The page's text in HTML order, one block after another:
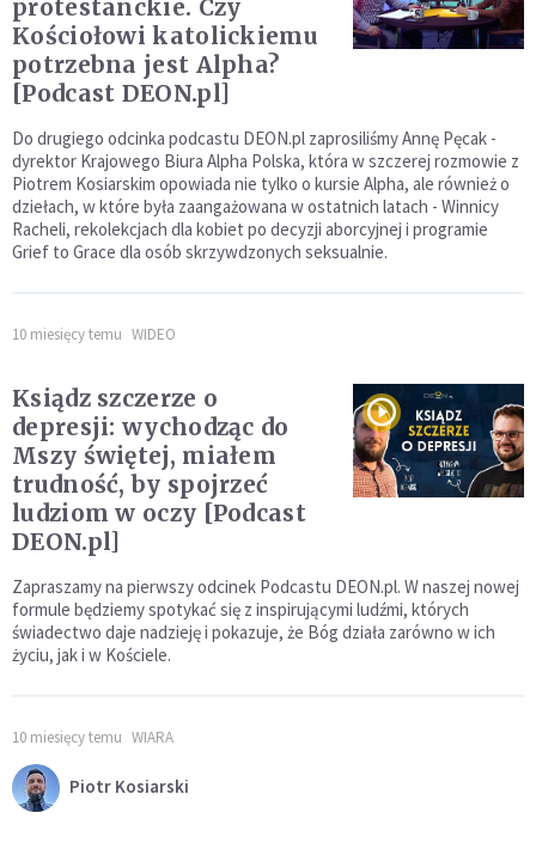
protestanckie. Czy
Kościołowi katolickiemu
potrzebna jest Alpha?
[Podcast DEON.pl]
Do drugiego odcinka podcastu DEON.pl zaprosiliśmy Annę Pęcak -
dyrektor Krajowego Biura Alpha Polska, która w szczerej rozmowie z
Piotrem Kosiarskim opowiada nie tylko o kursie Alpha, ale również o
dziełach, w które była zaangażowana w ostatnich latach - Winnicy
Racheli, rekolekcjach dla kobiet po decyzji aborcyjnej i programie
Grief to Grace dla osób skrzywdzonych seksualnie.
10 miesięcy temu WIDEO
Ksiądz szczerze o
depresji: wychodząc do
Mszy świętej, miałem
trudność, by spojrzeć
ludziom w oczy [Podcast
DEON.pl]
Zapraszamy na pierwszy odcinek Podcastu DEON.pl. W naszej nowej
formule będziemy spotykać się z inspirującymi ludźmi, których
świadectwo daje nadzieję i pokazuje, że Bóg działa zarówno w ich
życiu, jak i w Kościele.
10 miesięcy temu WIARA
Piotr Kosiarski